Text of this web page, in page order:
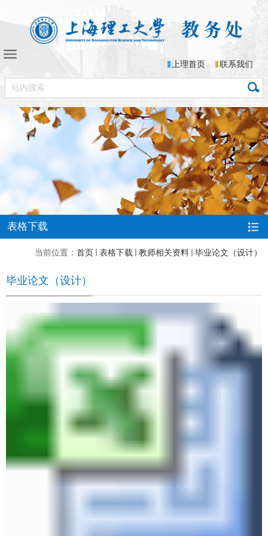
上理首页 联系我们
表格下载
当前位置： 首页 表格下载 教师相关资料 毕业论文（设计）
毕业论文（设计）